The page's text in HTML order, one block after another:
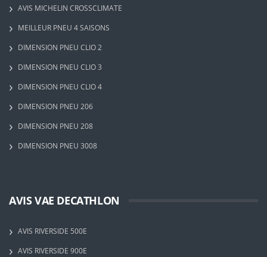
AVIS MICHELIN CROSSCLIMATE
MEILLEUR PNEU 4 SAISONS
DIMENSION PNEU CLIO 2
DIMENSION PNEU CLIO 3
DIMENSION PNEU CLIO 4
DIMENSION PNEU 206
DIMENSION PNEU 208
DIMENSION PNEU 3008
AVIS VAE DECATHLON
AVIS RIVERSIDE 500E
AVIS RIVERSIDE 900E